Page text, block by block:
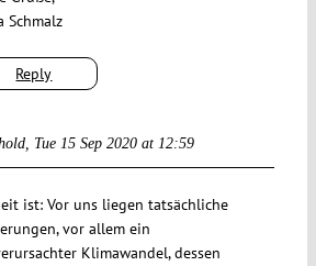
Reply
Schmalz
Tue 15 Sep 2020 at 12:59
ist: Vor uns liegen tatsächliche
vor allem ein
Klimawandel, dessen